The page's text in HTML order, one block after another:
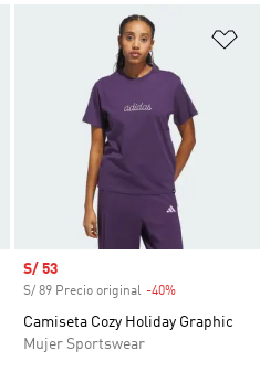
Añadir a la lista de deseos
Precio de venta
S/ 53
S/ 89 Precio original -40%
Camiseta Cozy Holiday Graphic
Mujer Sportswear